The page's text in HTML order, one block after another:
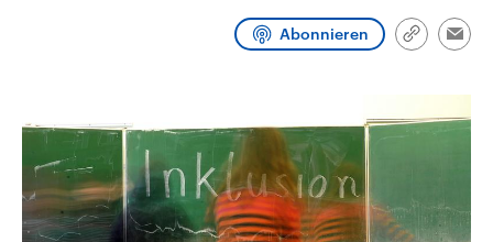
und Kandidaten der anstehenden Abonnieren
Link